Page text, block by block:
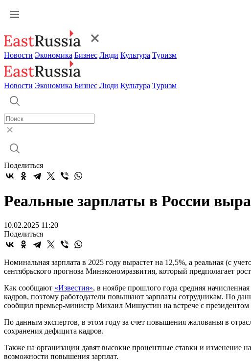
Новости Экономика Бизнес Люди Культура Туризм
Новости Экономика Бизнес Люди Культура Туризм
Поделиться
Реальные зарплаты в России
10.02.2025 11:20
Поделиться
Номинальная зарплата в 2025 году вырастет на 12,5%, а реальная (с
сентябрьского прогноза Минэкономразвития, который предполагает
Как сообщают «Известия», в ноябре прошлого года средняя
кадров, поэтому работодатели повышают зарплаты сотрудникам. По
сообщил премьер-министр Михаил Мишустин на встрече с
По данным экспертов, в этом году за счет повышения жалованья в
сохранения дефицита кадров.
Также на организации давят высокие процентные ставки и изменение
возможности повышения зарплат.